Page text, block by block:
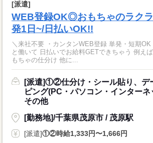
[派遣]
WEB登録OK◎おもちゃのラク
発1日~/日払いOK!!
＼来社不要 ・カンタンWEB登録 単発・短期
と働いて 日払いでお給料GETできちゃう 例え
もちゃの仕分け 他に...
[派遣]①②仕分け・シール貼り、デ
ピング(PC・パソコン・インターネ
その他
[勤務地]/千葉県茂原市 / 茂原駅
[派遣]①②時給1,333円〜1,666円